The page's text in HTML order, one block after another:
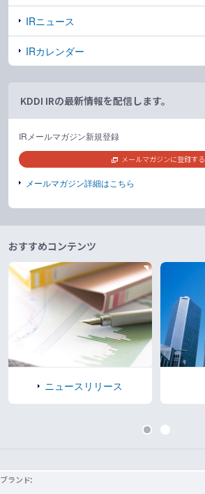
IRニュース
IRカレンダー
KDDI IRの最新情報を配信します。
IRメールマガジン新規登録
メールマガジンに登録する
メールマガジン詳細はこちら
おすすめコンテンツ
ニュースリリース
ブランド